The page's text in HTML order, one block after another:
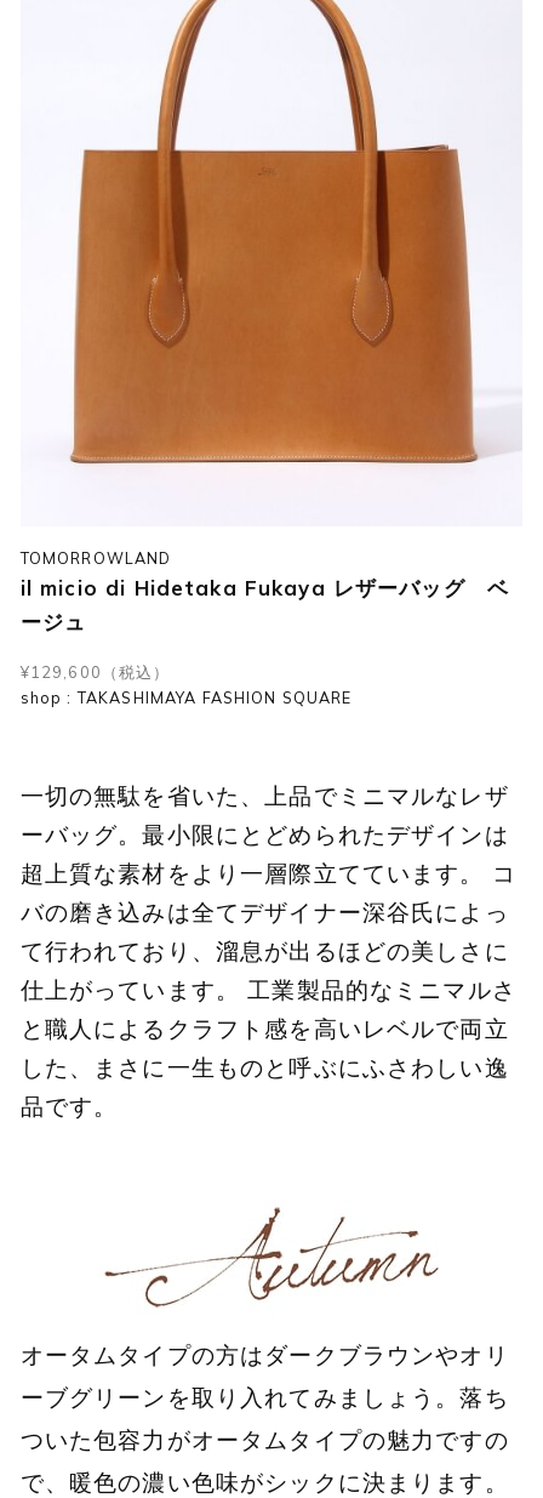
TOMORROWLAND
il micio di Hidetaka Fukaya レザーバッグ ベ
ージュ
¥129,600（税込）
shop : TAKASHIMAYA FASHION SQUARE
一切の無駄を省いた、上品でミニマルなレザ
ーバッグ。最小限にとどめられたデザインは
超上質な素材をより一層際立てています。 コ
バの磨き込みは全てデザイナー深谷氏によっ
て行われており、溜息が出るほどの美しさに
仕上がっています。 工業製品的なミニマルさ
と職人によるクラフト感を高いレベルで両立
した、まさに一生ものと呼ぶにふさわしい逸
品です。
オータムタイプの方はダークブラウンやオリ
ーブグリーンを取り入れてみましょう。落ち
ついた包容力がオータムタイプの魅力ですの
で、暖色の濃い色味がシックに決まります。